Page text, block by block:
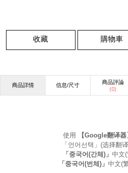
收藏 購物車
商品詳情 信息/尺寸
商品評論
(0)
使用 【Google翻译器
「언어선택」(选择翻
「중국어(간체)」 中文
「중국어(번체)」 中文(